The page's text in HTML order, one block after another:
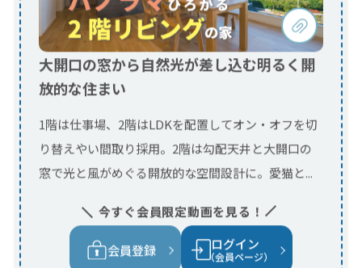
窓で光と風がめぐる開放的な空間設計に。愛猫と...
今すぐ会員限定動画を見る！
会員登録
家事ラクをかなえる、吹き抜けリビ
ングの家